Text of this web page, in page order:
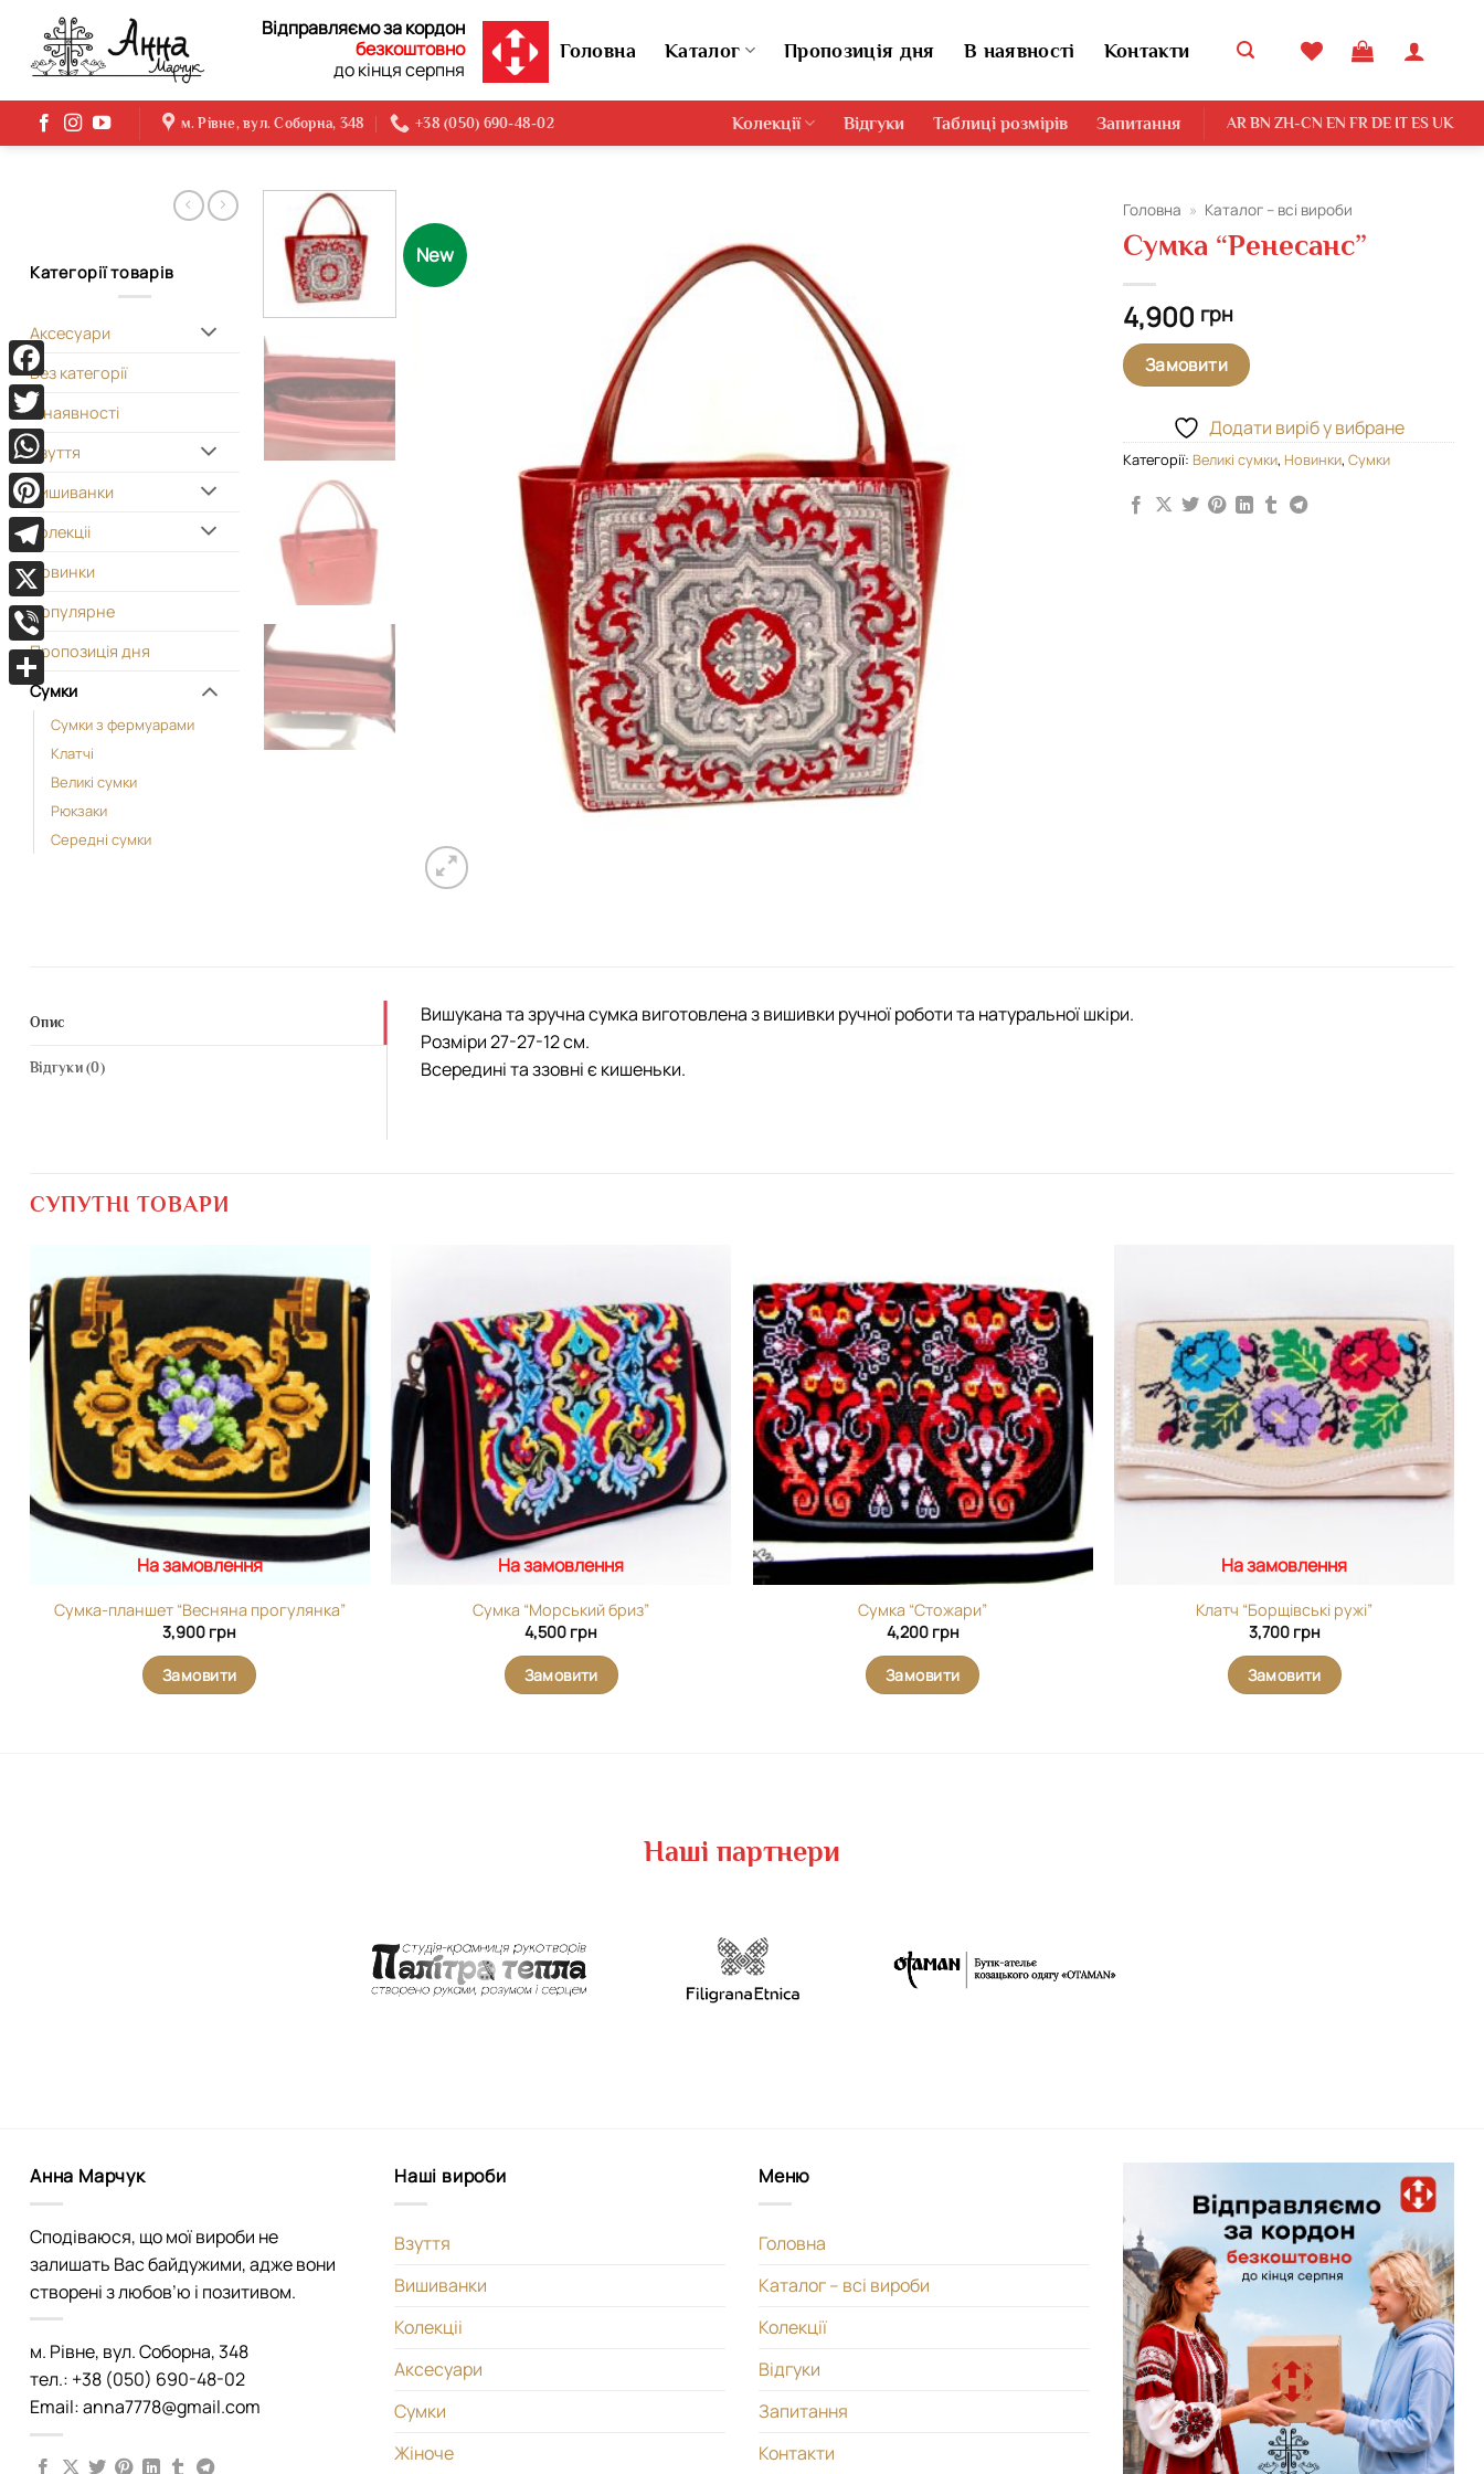
content
Відправляємо за кордон
безкоштовно
до кінця серпня
Головна Каталог Пропозиція дня В наявності Контакти
м. Рівне, вул. Соборна, 348 +38 (050) 690-48-02 Колекції Відгуки Таблиці розмірів Запитання AR BN ZH-CN EN FR DE IT ES UK
Категорії товарів
Аксесуари
Без категорії
В наявності
Взуття
Вишиванки
Колекціі
Новинки
Популярне
Пропозиція дня
Сумки
Cумки з фермуарами
Kлатчі
Великі сумки
Рюкзаки
Середні сумки
New
Головна » Каталог – всі вироби
Сумка “Ренесанс”
4,900 грн
Замовити
Додати виріб у вибране
Категорії: Великі сумки, Новинки, Сумки
Опис
Відгуки (0)
Вишукана та зручна сумка виготовлена з вишивки ручної роботи та натуральної шкіри.
Розміри 27-27-12 см.
Всередині та ззовні є кишеньки.
СУПУТНІ ТОВАРИ
Додати
виріб у
вибране
На замовлення
Сумка-планшет “Весняна прогулянка”
3,900 грн
Замовити
Додати
виріб у
вибране
На замовлення
Сумка “Морський бриз”
4,500 грн
Замовити
Додати
виріб у
вибране
Сумка “Стожари”
4,200 грн
Замовити
виріб у
вибране
На замовлення
Клатч “Борщівські ружі”
3,700 грн
Замовити
Наші партнери
Анна Марчук
Сподіваюся, що мої вироби не
залишать Вас байдужими, адже вони
створені з любов’ю і позитивом.
м. Рівне, вул. Соборна, 348
тел.: +38 (050) 690-48-02
Email: anna7778@gmail.com
Наші вироби
Взуття
Вишиванки
Колекціі
Аксесуари
Сумки
Жіноче
Меню
Головна
Каталог – всі вироби
Колекції
Відгуки
Запитання
Контакти
Facebook
Twitter
WhatsApp
Pinterest
Telegram
X
Viber
Поділитися